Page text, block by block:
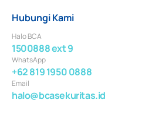
Hubungi Kami
Halo BCA
1500888 ext 9
WhatsApp
+62 819 1950 0888
Email
halo@bcasekuritas.id